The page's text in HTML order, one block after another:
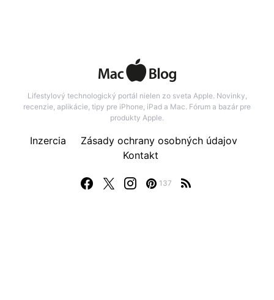
Lifestylový technologický portál nielen zo sveta Apple. Novinky,
recenzie, aplikácie, tipy pre iPhone, iPad a Mac. Fórum a bazár pre
produkty Apple.
137
Inzercia
Zásady ochrany osobných údajov
Kontakt